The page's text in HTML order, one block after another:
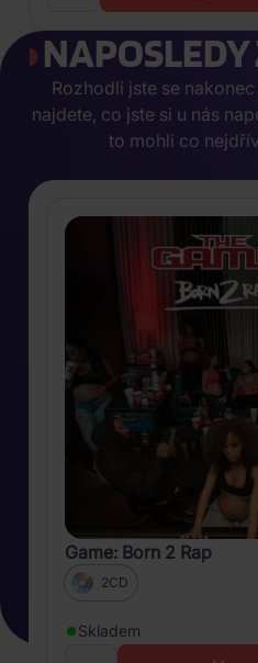
Rozhodli jste se
najdete, co jste si u nás
to mohli co
Game: Born 2 Rap
2CD
Skladem